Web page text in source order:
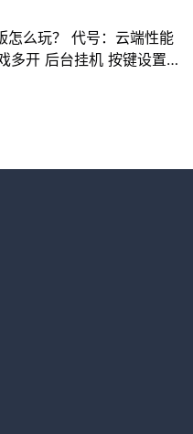
怎么玩？ 代号：云端性能
多开 后台挂机 按键设置